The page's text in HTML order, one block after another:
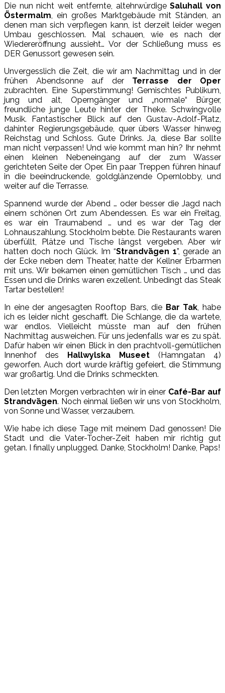
Die nun nicht weit entfernte, altehrwürdigeSaluhall von
Östermalm , ein großes Marktgebäude mit Ständen, an
denen man sich verpflegen kann, ist derzeit leider wegen
Umbau geschlossen. Mal schauen, wie es nach der
Wiedereröffnung aussieht… Vor der Schließung muss es
DER Genussort gewesen sein.
Unvergesslich die Zeit, die wir am Nachmittag und in der
frühen Abendsonne auf der Terrasse der Oper
zubrachten. Eine Superstimmung! Gemischtes Publikum,
jung und alt, Operngänger und „normale“ Bürger,
freundliche junge Leute hinter der Theke. Schwingvolle
Musik. Fantastischer Blick auf den Gustav-Adolf-Platz,
dahinter Regierungsgebäude, quer übers Wasser hinweg
Reichstag und Schloss. Gute Drinks. Ja, diese Bar sollte
man nicht verpassen! Und wie kommt man hin? Ihr nehmt
einen kleinen Nebeneingang auf der zum Wasser
gerichteten Seite der Oper. Ein paar Treppen führen hinauf
in die beeindruckende, goldglänzende Opernlobby, und
weiter auf die Terrasse.
Spannend wurde der Abend … oder besser die Jagd nach
einem schönen Ort zum Abendessen. Es war ein Freitag,
es war ein Traumabend … und es war der Tag der
Lohnauszahlung. Stockholm bebte. Die Restaurants waren
überfüllt, Plätze und Tische längst vergeben. Aber wir
hatten doch noch Glück. Im “Strandvägen 1”, gerade an
der Ecke neben dem Theater, hatte der Kellner Erbarmen
mit uns. Wir bekamen einen gemütlichen Tisch … und das
Essen und die Drinks waren exzellent. Unbedingt das Steak
Tartar bestellen!
In eine der angesagten Rooftop Bars, die Bar Tak , habe
ich es leider nicht geschafft. Die Schlange, die da wartete,
war endlos. Vielleicht müsste man auf den frühen
Nachmittag ausweichen. Für uns jedenfalls war es zu spät.
Dafür haben wir einen Blick in den prachtvoll-gemütlichen
Innenhof des Hallwylska Museet (Hamngatan 4)
geworfen. Auch dort wurde kräftig gefeiert, die Stimmung
war großartig. Und die Drinks schmeckten.
Den letzten Morgen verbrachten wir in einer Café-Bar auf
Strandvägen. Noch einmal ließen wir uns von Stockholm,
von Sonne und Wasser, verzaubern.
Wie habe ich diese Tage mit meinem Dad genossen! Die
Stadt und die Vater-Tocher-Zeit haben mir richtig gut
getan. I finally unplugged. Danke, Stockholm! Danke, Paps!